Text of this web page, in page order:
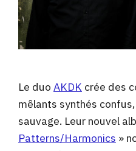
Le duo AKDK crée des
mêlants synthés
sauvage. Leur nouvel
Patterns/Harmonics »